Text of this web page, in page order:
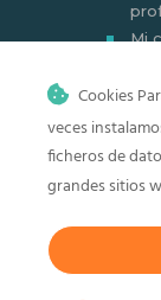
Mi
CEM
2026.
Cookies
veces
ficheros de
grandes sitios